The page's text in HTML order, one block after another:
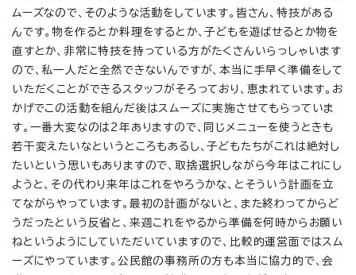
ムーズなので、そのような活動をしています。皆さん、特技がある
んです。物を作るとか料理をするとか、子どもを遊ばせるとか物を
直すとか、非常に特技を持っている方がたくさんいらっしゃいます
ので、私一人だと全然できないんですが、本当に手早く準備をして
いただくことができるスタッフがそろっており、恵まれています。お
かげでこの活動を組んだ後はスムーズに実施させてもらっていま
す。一番大変なのは2年ありますので、同じメニューを使うときも
若干変えたいなというところもあるし、子どもたちがこれは絶対し
たいという思いもありますので、取捨選択しながら今年はこれにし
ようと、その代わり来年はこれをやろうかな、とそういう計画を立
てながらやっています。最初の計画がないと、また終わってからど
うだったという反省と、来週これをやるから準備を何時からお願い
ねというようにしていただいていますので、比較的運営面ではスム
ーズにやっています。公民館の事務所の方も本当に協力的で、会